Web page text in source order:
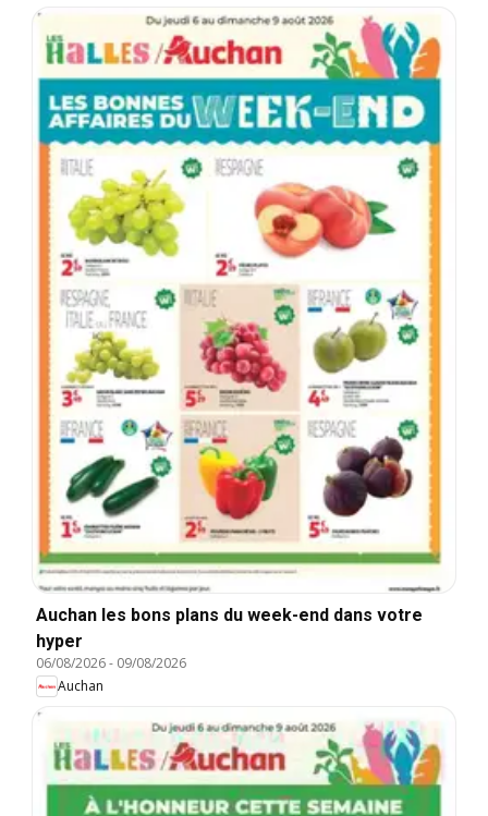
Auchan les bons plans du week-end dans votre
hyper
06/08/2026- 09/08/2026
Auchan